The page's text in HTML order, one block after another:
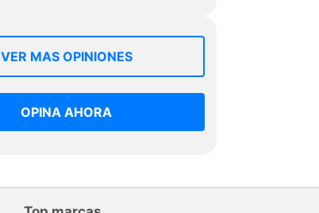
VER MAS OPINIONES
OPINA AHORA